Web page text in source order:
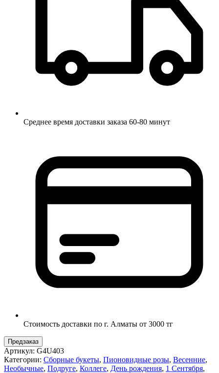
Среднее время доставки заказа 60-80 минут
Стоимость доставки по г. Алматы от 3000 тг
Предзаказ
Артикул: G4U403
Категории: Сборные букеты, Пионовидные розы, Весенние,
Необычные, Подруге, Коллеге, День рождения, 1 Сентября,